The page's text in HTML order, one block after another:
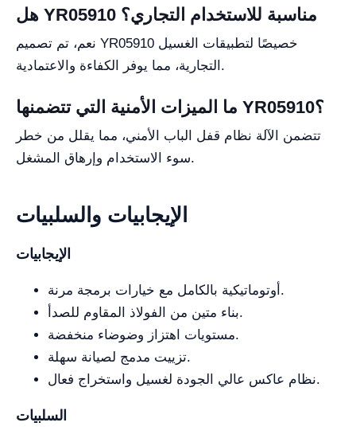
هل YR05910 مناسبة للاستخدام التجاري؟
نعم، تم تصميم YR05910 خصيصًا لتطبيقات الغسيل
التجارية، مما يوفر الكفاءة والاعتمادية.
ما الميزات الأمنية التي تتضمنها YR05910؟
تتضمن الآلة نظام قفل الباب الأمني، مما يقلل من خطر
سوء الاستخدام وإرهاق المشغل.
الإيجابيات والسلبيات
الإيجابيات
أوتوماتيكية بالكامل مع خيارات برمجة مرنة.
بناء متين من الفولاذ المقاوم للصدأ.
مستويات اهتزاز وضوضاء منخفضة.
تزييت مدمج لصيانة سهلة.
نظام عاكس عالي الجودة لغسيل واستخراج فعال.
السلبيات